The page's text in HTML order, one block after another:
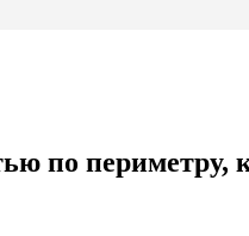
по периметру,